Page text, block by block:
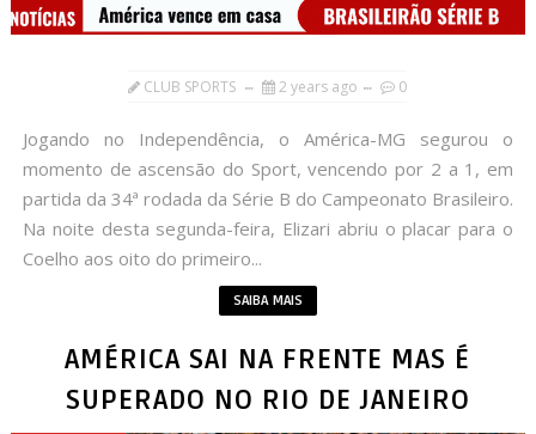
CLUB SPORTS 2 years ago 0
Jogando no Independência, o América-MG segurou o
momento de ascensão do Sport, vencendo por 2 a 1, em
partida da 34ª rodada da Série B do Campeonato Brasileiro.
Na noite desta segunda-feira, Elizari abriu o placar para o
Coelho aos oito do primeiro...
SAIBA MAIS
AMÉRICA SAI NA FRENTE MAS É
SUPERADO NO RIO DE JANEIRO